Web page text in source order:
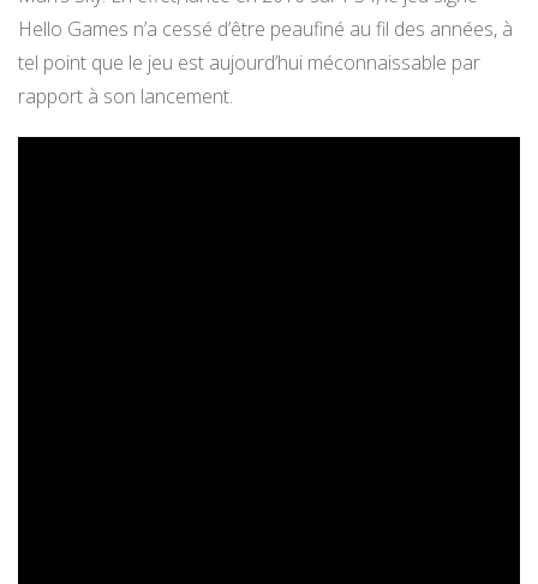
Hello Games n’a cessé d’être peaufiné au fil des années, à
tel point que le jeu est aujourd’hui méconnaissable par
rapport à son lancement.